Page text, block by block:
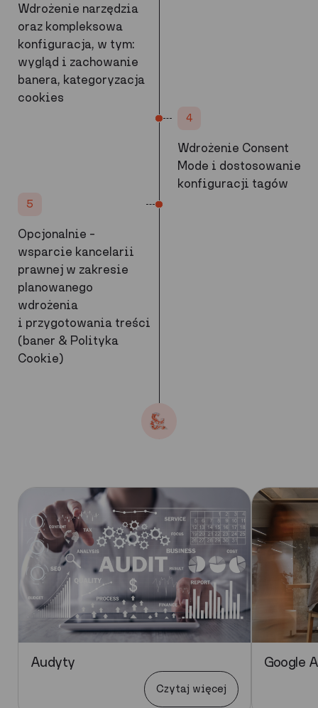
Wdrożenie narzędzia
oraz kompleksowa
konfiguracja, w tym:
wygląd i zachowanie
banera, kategoryzacja
cookies
4
Wdrożenie Consent
Mode i dostosowanie
konfiguracji tagów
5
Opcjonalnie –
wsparcie kancelarii
prawnej w zakresie
planowanego
wdrożenia
i przygotowania treści
(baner & Polityka
Cookie)
Audyty
Czytaj więcej
Google